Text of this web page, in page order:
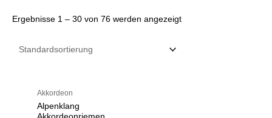
Ergebnisse 1 – 30 von 76 werden angezeigt
Akkordeon
Alpenklang